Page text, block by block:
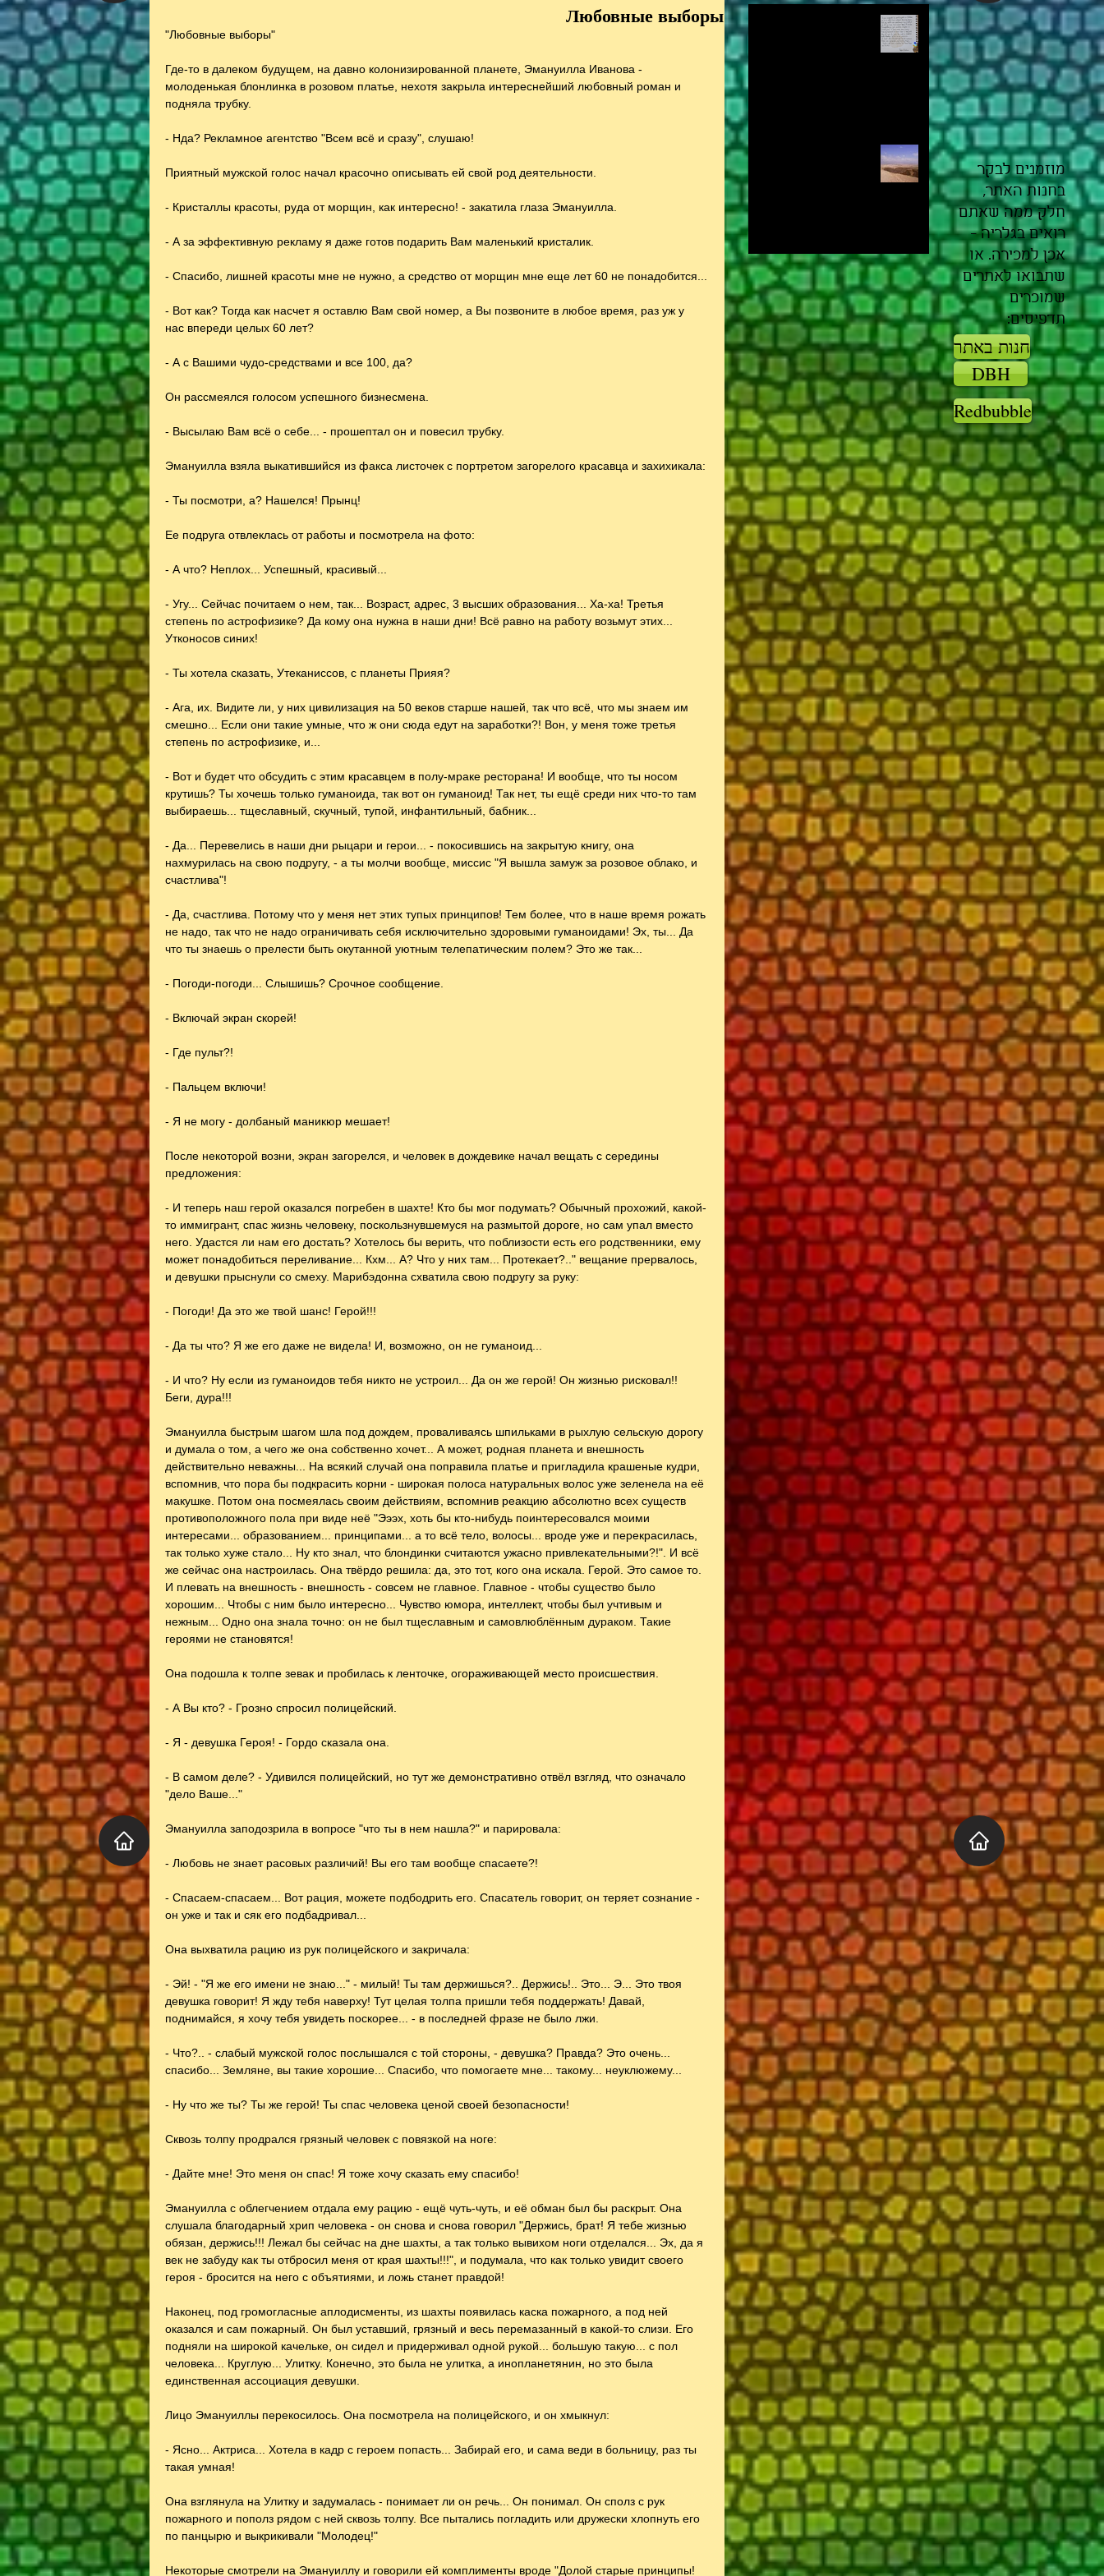
Любовные выборы
"Любовные выборы"
Где-то в далеком будущем, на давно колонизированной планете, Эмануилла Иванова -
молоденькая блонлинка в розовом платье, нехотя закрыла интереснейший любовный роман и
подняла трубку.
- Нда? Рекламное агентство "Всем всё и сразу", слушаю!
Приятный мужской голос начал красочно описывать ей свой род деятельности.
- Кристаллы красоты, руда от морщин, как интересно! - закатила глаза Эмануилла.
- А за эффективную рекламу я даже готов подарить Вам маленький кристалик.
- Спасибо, лишней красоты мне не нужно, а средство от морщин мне еще лет 60 не понадобится...
- Вот как? Тогда как насчет я оставлю Вам свой номер, а Вы позвоните в любое время, раз уж у
нас впереди целых 60 лет?
- А с Вашими чудо-средствами и все 100, да?
Он рассмеялся голосом успешного бизнесмена.
- Высылаю Вам всё о себе... - прошептал он и повесил трубку.
Эмануилла взяла выкатившийся из факса листочек с портретом загорелого красавца и захихикала:
- Ты посмотри, а? Нашелся! Прынц!
Ее подруга отвлеклась от работы и посмотрела на фото:
- А что? Неплох... Успешный, красивый...
- Угу... Сейчас почитаем о нем, так... Возраст, адрес, 3 высших образования... Ха-ха! Третья
степень по астрофизике? Да кому она нужна в наши дни! Всё равно на работу возьмут этих...
Утконосов синих!
- Ты хотела сказать, Утеканиссов, с планеты Прияя?
- Ага, их. Видите ли, у них цивилизация на 50 веков старше нашей, так что всё, что мы знаем им
смешно... Если они такие умные, что ж они сюда едут на заработки?! Вон, у меня тоже третья
степень по астрофизике, и...
- Вот и будет что обсудить с этим красавцем в полу-мраке ресторана! И вообще, что ты носом
крутишь? Ты хочешь только гуманоида, так вот он гуманоид! Так нет, ты ещё среди них что-то там
выбираешь... тщеславный, скучный, тупой, инфантильный, бабник...
- Да... Перевелись в наши дни рыцари и герои... - покосившись на закрытую книгу, она
нахмурилась на свою подругу, - а ты молчи вообще, миссис "Я вышла замуж за розовое облако, и
счастлива"!
- Да, счастлива. Потому что у меня нет этих тупых принципов! Тем более, что в наше время рожать
не надо, так что не надо ограничивать себя исключительно здоровыми гуманоидами! Эх, ты... Да
что ты знаешь о прелести быть окутанной уютным телепатическим полем? Это же так...
- Погоди-погоди... Слышишь? Срочное сообщение.
- Включай экран скорей!
- Где пульт?!
- Пальцем включи!
- Я не могу - долбаный маникюр мешает!
После некоторой возни, экран загорелся, и человек в дождевике начал вещать с середины
предложения:
- И теперь наш герой оказался погребен в шахте! Кто бы мог подумать? Обычный прохожий, какой-
то иммигрант, спас жизнь человеку, поскользнувшемуся на размытой дороге, но сам упал вместо
него. Удастся ли нам его достать? Хотелось бы верить, что поблизости есть его родственники, ему
может понадобиться переливание... Кхм... А? Что у них там... Протекает?.." вещание прервалось,
и девушки прыснули со смеху. Марибэдонна схватила свою подругу за руку:
- Погоди! Да это же твой шанс! Герой!!!
- Да ты что? Я же его даже не видела! И, возможно, он не гуманоид...
- И что? Ну если из гуманоидов тебя никто не устроил... Да он же герой! Он жизнью рисковал!!
Беги, дура!!!
Эмануилла быстрым шагом шла под дождем, проваливаясь шпильками в рыхлую сельскую дорогу
и думала о том, а чего же она собственно хочет... А может, родная планета и внешность
действительно неважны... На всякий случай она поправила платье и пригладила крашеные кудри,
вспомнив, что пора бы подкрасить корни - широкая полоса натуральных волос уже зеленела на её
макушке. Потом она посмеялась своим действиям, вспомнив реакцию абсолютно всех существ
противоположного пола при виде неё "Эээх, хоть бы кто-нибудь поинтересовался моими
интересами... образованием... принципами... а то всё тело, волосы... вроде уже и перекрасилась,
так только хуже стало... Ну кто знал, что блондинки считаются ужасно привлекательными?!". И всё
же сейчас она настроилась. Она твёрдо решила: да, это тот, кого она искала. Герой. Это самое то.
И плевать на внешность - внешность - совсем не главное. Главное - чтобы существо было
хорошим... Чтобы с ним было интересно... Чувство юмора, интеллект, чтобы был учтивым и
нежным... Одно она знала точно: он не был тщеславным и самовлюблённым дураком. Такие
героями не становятся!
Она подошла к толпе зевак и пробилась к ленточке, огораживающей место происшествия.
- А Вы кто? - Грозно спросил полицейский.
- Я - девушка Героя! - Гордо сказала она.
- В самом деле? - Удивился полицейский, но тут же демонстративно отвёл взгляд, что означало
"дело Ваше..."
Эмануилла заподозрила в вопросе "что ты в нем нашла?" и парировала:
- Любовь не знает расовых различий! Вы его там вообще спасаете?!
- Спасаем-спасаем... Вот рация, можете подбодрить его. Спасатель говорит, он теряет сознание -
он уже и так и сяк его подбадривал...
Она выхватила рацию из рук полицейского и закричала:
- Эй! - "Я же его имени не знаю..." - милый! Ты там держишься?.. Держись!.. Это... Э... Это твоя
девушка говорит! Я жду тебя наверху! Тут целая толпа пришли тебя поддержать! Давай,
поднимайся, я хочу тебя увидеть поскорее... - в последней фразе не было лжи.
- Что?.. - слабый мужской голос послышался с той стороны, - девушка? Правда? Это очень...
спасибо... Земляне, вы такие хорошие... Спасибо, что помогаете мне... такому... неуклюжему...
- Ну что же ты? Ты же герой! Ты спас человека ценой своей безопасности!
Сквозь толпу продрался грязный человек с повязкой на ноге:
- Дайте мне! Это меня он спас! Я тоже хочу сказать ему спасибо!
Эмануилла с облегчением отдала ему рацию - ещё чуть-чуть, и её обман был бы раскрыт. Она
слушала благодарный хрип человека - он снова и снова говорил "Держись, брат! Я тебе жизнью
обязан, держись!!! Лежал бы сейчас на дне шахты, а так только вывихом ноги отделался... Эх, да я
век не забуду как ты отбросил меня от края шахты!!!", и подумала, что как только увидит своего
героя - бросится на него с объятиями, и ложь станет правдой!
Наконец, под громогласные аплодисменты, из шахты появилась каска пожарного, а под ней
оказался и сам пожарный. Он был уставший, грязный и весь перемазанный в какой-то слизи. Его
подняли на широкой качельке, он сидел и придерживал одной рукой... большую такую... с пол
человека... Круглую... Улитку. Конечно, это была не улитка, а инопланетянин, но это была
единственная ассоциация девушки.
Лицо Эмануиллы перекосилось. Она посмотрела на полицейского, и он хмыкнул:
- Ясно... Актриса... Хотела в кадр с героем попасть... Забирай его, и сама веди в больницу, раз ты
такая умная!
Она взглянула на Улитку и задумалась - понимает ли он речь... Он понимал. Он сполз с рук
пожарного и пополз рядом с ней сквозь толпу. Все пытались погладить или дружески хлопнуть его
по панцырю и выкрикивали "Молодец!"
Некоторые смотрели на Эмануиллу и говорили ей комплименты вроде "Долой старые принципы!
Social Media as of October 7th
מוזמנים לבקר
בחנות האתר,
חלק ממה שאתם
רואים בגלריה -
אכן למכירה. או
שתבואו לאתרים
שמוכרים
תדפיסים:
חנות באתר
DBH
Redbubble